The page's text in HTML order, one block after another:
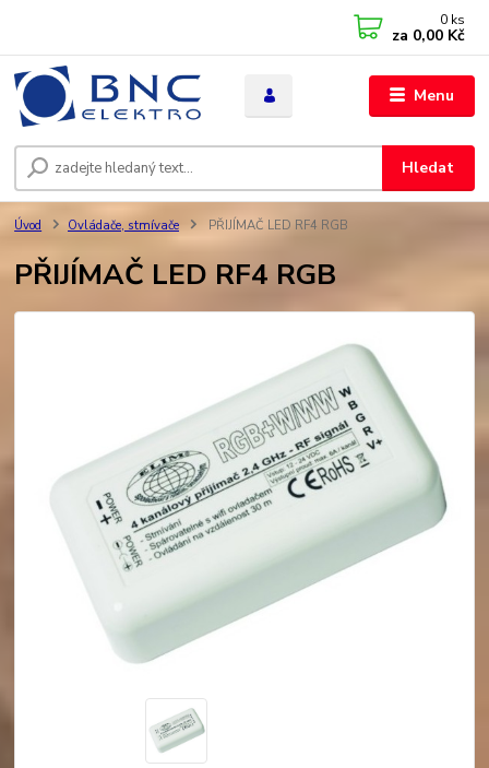
Menu
Hledat
0 ks
za 0,00 Kč
Úvod Ovládače, stmívače PŘIJÍMAČ LED RF4 RGB
PŘIJÍMAČ LED RF4 RGB